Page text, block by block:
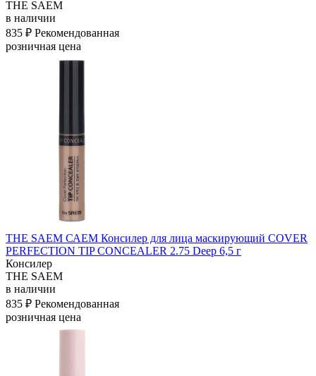
THE SAEM
в наличии
835 ₽ Рекомендованная
розничная цена
THE SAEM САЕМ Консилер для лица маскирующий COVER
PERFECTION TIP CONCEALER 2.75 Deep 6,5 г
Консилер
THE SAEM
в наличии
835 ₽ Рекомендованная
розничная цена